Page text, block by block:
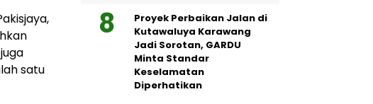
satu
Proyek Perbaikan Jalan di
Kutawaluya Karawang
Jadi Sorotan, GARDU
Minta Standar
Keselamatan
Diperhatikan